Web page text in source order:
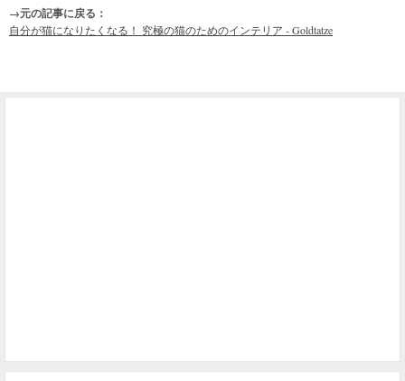
→元の記事に戻る：
自分が猫になりたくなる！ 究極の猫のためのインテリア - Goldtatze